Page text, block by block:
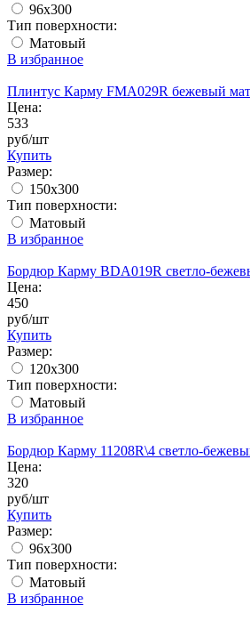
96x300
Тип поверхности:
Матовый
В избранное
Плинтус Карму FMA029R бежевый
Цена:
533
руб/шт
Купить
Размер:
150x300
Тип поверхности:
Матовый
В избранное
Бордюр Карму BDA019R светло-
Цена:
450
руб/шт
Купить
Размер:
120x300
Тип поверхности:
Матовый
В избранное
Бордюр Карму 11208R\4 светло-
Цена:
320
руб/шт
Купить
Размер:
96x300
Тип поверхности:
Матовый
В избранное